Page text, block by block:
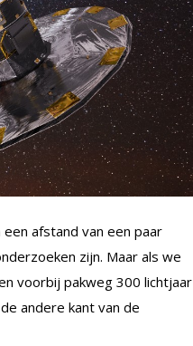
afstand van een paar
zijn. Maar als we
voorbij pakweg 300 lichtjaar
andere kant van de